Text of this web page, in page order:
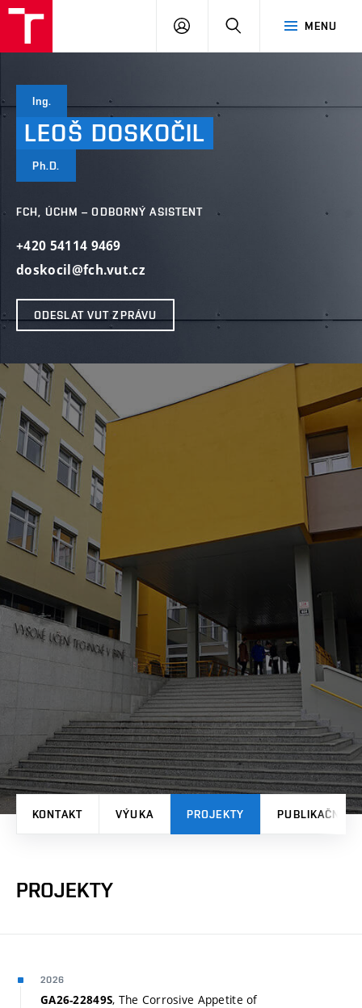
MENU
PŘIHLÁSIT
Ing.
LEOŠ DOSKOČIL
Ph.D.
FCH, ÚCHM – ODBORNÝ ASISTENT
+420 54114 9469
doskocil@fch.vut.cz
ODESLAT VUT ZPRÁVU
KONTAKT VÝUKA PROJEKTY PUBLIKAČNÍ
PROJEKTY
2026
GA26-22849S, The Corrosive Appetite of